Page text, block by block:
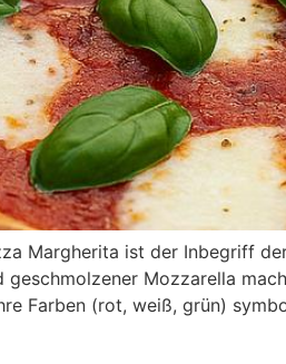
Margherita ist der Inbegriff
geschmolzener Mozzarella
Farben (rot, weiß, grün)